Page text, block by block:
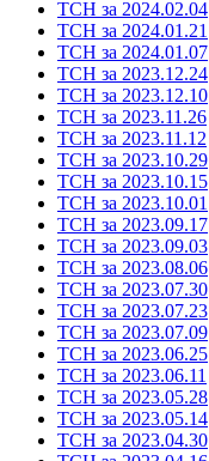
ТСН за 2024.02.04
ТСН за 2024.01.21
ТСН за 2024.01.07
ТСН за 2023.12.24
ТСН за 2023.12.10
ТСН за 2023.11.26
ТСН за 2023.11.12
ТСН за 2023.10.29
ТСН за 2023.10.15
ТСН за 2023.10.01
ТСН за 2023.09.17
ТСН за 2023.09.03
ТСН за 2023.08.06
ТСН за 2023.07.30
ТСН за 2023.07.23
ТСН за 2023.07.09
ТСН за 2023.06.25
ТСН за 2023.06.11
ТСН за 2023.05.28
ТСН за 2023.05.14
ТСН за 2023.04.30